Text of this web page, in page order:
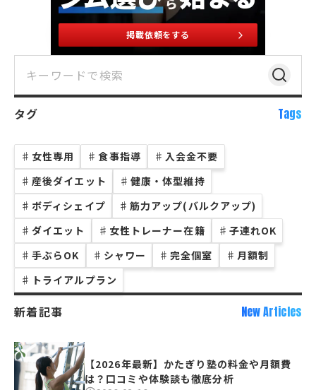
掲載依頼をする
タグ Tags
♯ 女性専用 ♯ 食事指導 ♯ 入会金不要
♯ 産後ダイエット ♯ 健康・体型維持
♯ ボディシェイプ ♯ 筋力アップ(バルクアップ)
♯ ダイエット ♯ 女性トレーナー在籍 ♯ 子連れOK
♯ 手ぶらOK ♯ シャワー ♯ 完全個室 ♯ 月額制
♯ トライアルプラン
新着記事 New Articles
【2026年最新】かたぎり塾の料金や月額費
は？口コミや体験談も徹底分析